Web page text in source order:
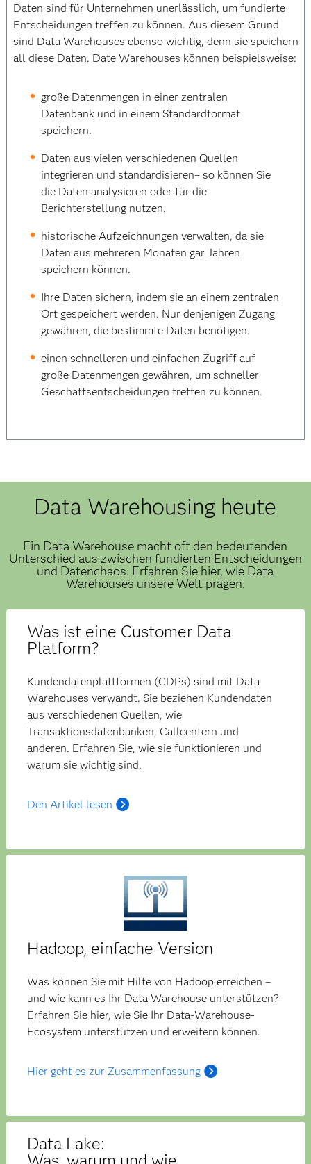
Daten sind für Unternehmen unerlässlich, um fundierte
Entscheidungen treffen zu können. Aus diesem Grund
sind Data Warehouses ebenso wichtig, denn sie speichern
all diese Daten. Date Warehouses können beispielsweise:
große Datenmengen in einer zentralen
Datenbank und in einem Standardformat
speichern.
Daten aus vielen verschiedenen Quellen
integrieren und standardisieren– so können Sie
die Daten analysieren oder für die
Berichterstellung nutzen.
historische Aufzeichnungen verwalten, da sie
Daten aus mehreren Monaten gar Jahren
speichern können.
Ihre Daten sichern, indem sie an einem zentralen
Ort gespeichert werden. Nur denjenigen Zugang
gewähren, die bestimmte Daten benötigen.
einen schnelleren und einfachen Zugriff auf
große Datenmengen gewähren, um schneller
Geschäftsentscheidungen treffen zu können.
Data Warehousing heute
Ein Data Warehouse macht oft den bedeutenden
Unterschied aus zwischen fundierten Entscheidungen
und Datenchaos. Erfahren Sie hier, wie Data
Warehouses unsere Welt prägen.
Was ist eine Customer Data
Platform?
Kundendatenplattformen (CDPs) sind mit Data
Warehouses verwandt. Sie beziehen Kundendaten
aus verschiedenen Quellen, wie
Transaktionsdatenbanken, Callcentern und
anderen. Erfahren Sie, wie sie funktionieren und
warum sie wichtig sind.
Den Artikel lesen
Hadoop, einfache Version
Was können Sie mit Hilfe von Hadoop erreichen –
und wie kann es Ihr Data Warehouse unterstützen?
Erfahren Sie hier, wie Sie Ihr Data-Warehouse-
Ecosystem unterstützen und erweitern können.
Hier geht es zur Zusammenfassung
Data Lake: